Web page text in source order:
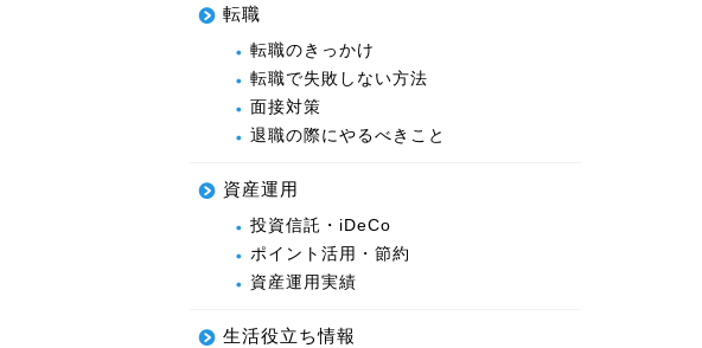
転職
転職のきっかけ
転職で失敗しない方法
面接対策
退職の際にやるべきこと
資産運用
投資信託・iDeCo
ポイント活用・節約
資産運用実績
生活役立ち情報